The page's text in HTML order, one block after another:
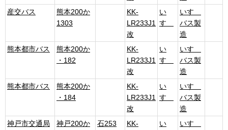
産交バス
熊本200か
1303
KK-
LR233J1
改
い
すゞ
いすゞ
バス製
造
熊本都市バス
熊本200か
・182
KK-
LR233J1
改
い
すゞ
いすゞ
バス製
造
熊本都市バス
熊本200か
・184
KK-
LR233J1
改
い
すゞ
いすゞ
バス製
造
神戸市交通局
神戸200か
石253
KK-
い
いすゞ